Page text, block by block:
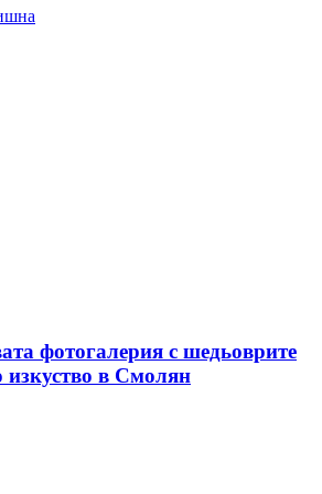
фотогалерия с шедьоврите
изкуство в Смолян